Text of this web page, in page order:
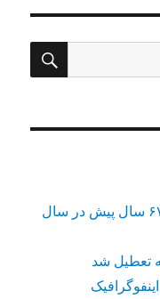
میدان بهارستان تهران: نگاهی به ۶۷ سال پیش در سال
تعطیل شد